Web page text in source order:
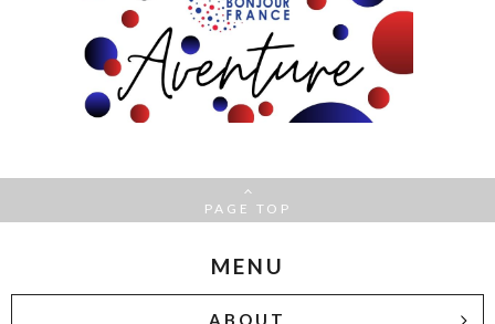
PAGE TOP
MENU
ABOUT